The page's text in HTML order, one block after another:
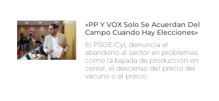
«PP Y VOX Solo Se Acuerdan Del
Campo Cuando Hay Elecciones»
El PSOE-CyL denuncia el
abandono al sector en problemas
como la bajada de producción en
cereal, el descenso del precio del
vacuno o el precio